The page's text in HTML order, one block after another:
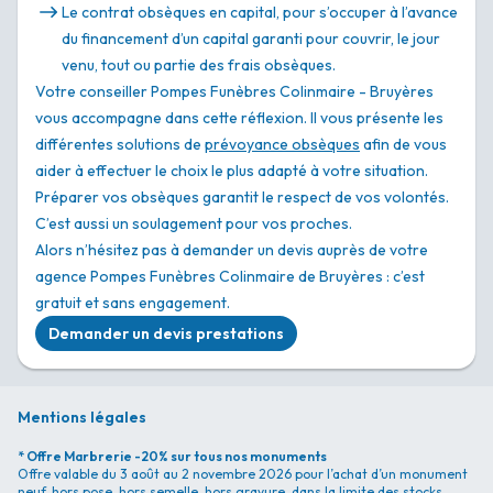
Le contrat obsèques en capital, pour s’occuper à l’avance
du financement d’un capital garanti pour couvrir, le jour
venu, tout ou partie des frais obsèques.
Votre conseiller Pompes Funèbres Colinmaire - Bruyères
vous accompagne dans cette réflexion. Il vous présente les
différentes solutions de prévoyance obsèques afin de vous
aider à effectuer le choix le plus adapté à votre situation.
Préparer vos obsèques garantit le respect de vos volontés.
C’est aussi un soulagement pour vos proches.
Alors n’hésitez pas à demander un devis auprès de votre
agence Pompes Funèbres Colinmaire de Bruyères : c’est
gratuit et sans engagement.
Demander un devis prestations
Mentions légales
* Offre Marbrerie -20% sur tous nos monuments
Offre valable du 3 août au 2 novembre 2026 pour l’achat d’un monument